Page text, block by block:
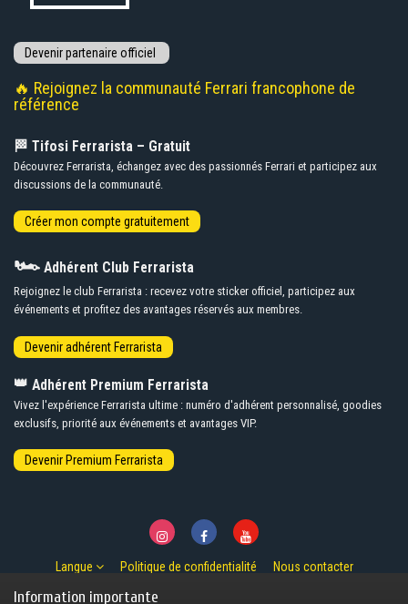
🔥 Rejoignez la communauté Ferrari francophone de
référence
🏁 Tifosi Ferrarista – Gratuit
Découvrez Ferrarista, échangez avec des passionnés Ferrari et participez aux
discussions de la communauté.
🏎️ Adhérent Club Ferrarista
Rejoignez le club Ferrarista : recevez votre sticker officiel, participez aux
événements et profitez des avantages réservés aux membres.
👑 Adhérent Premium Ferrarista
Vivez l'expérience Ferrarista ultime : numéro d'adhérent personnalisé, goodies
exclusifs, priorité aux événements et avantages VIP.
Langue Politique de confidentialité Nous contacter
© Copyright 2007-2026 Ferrarista.Club
Information importante